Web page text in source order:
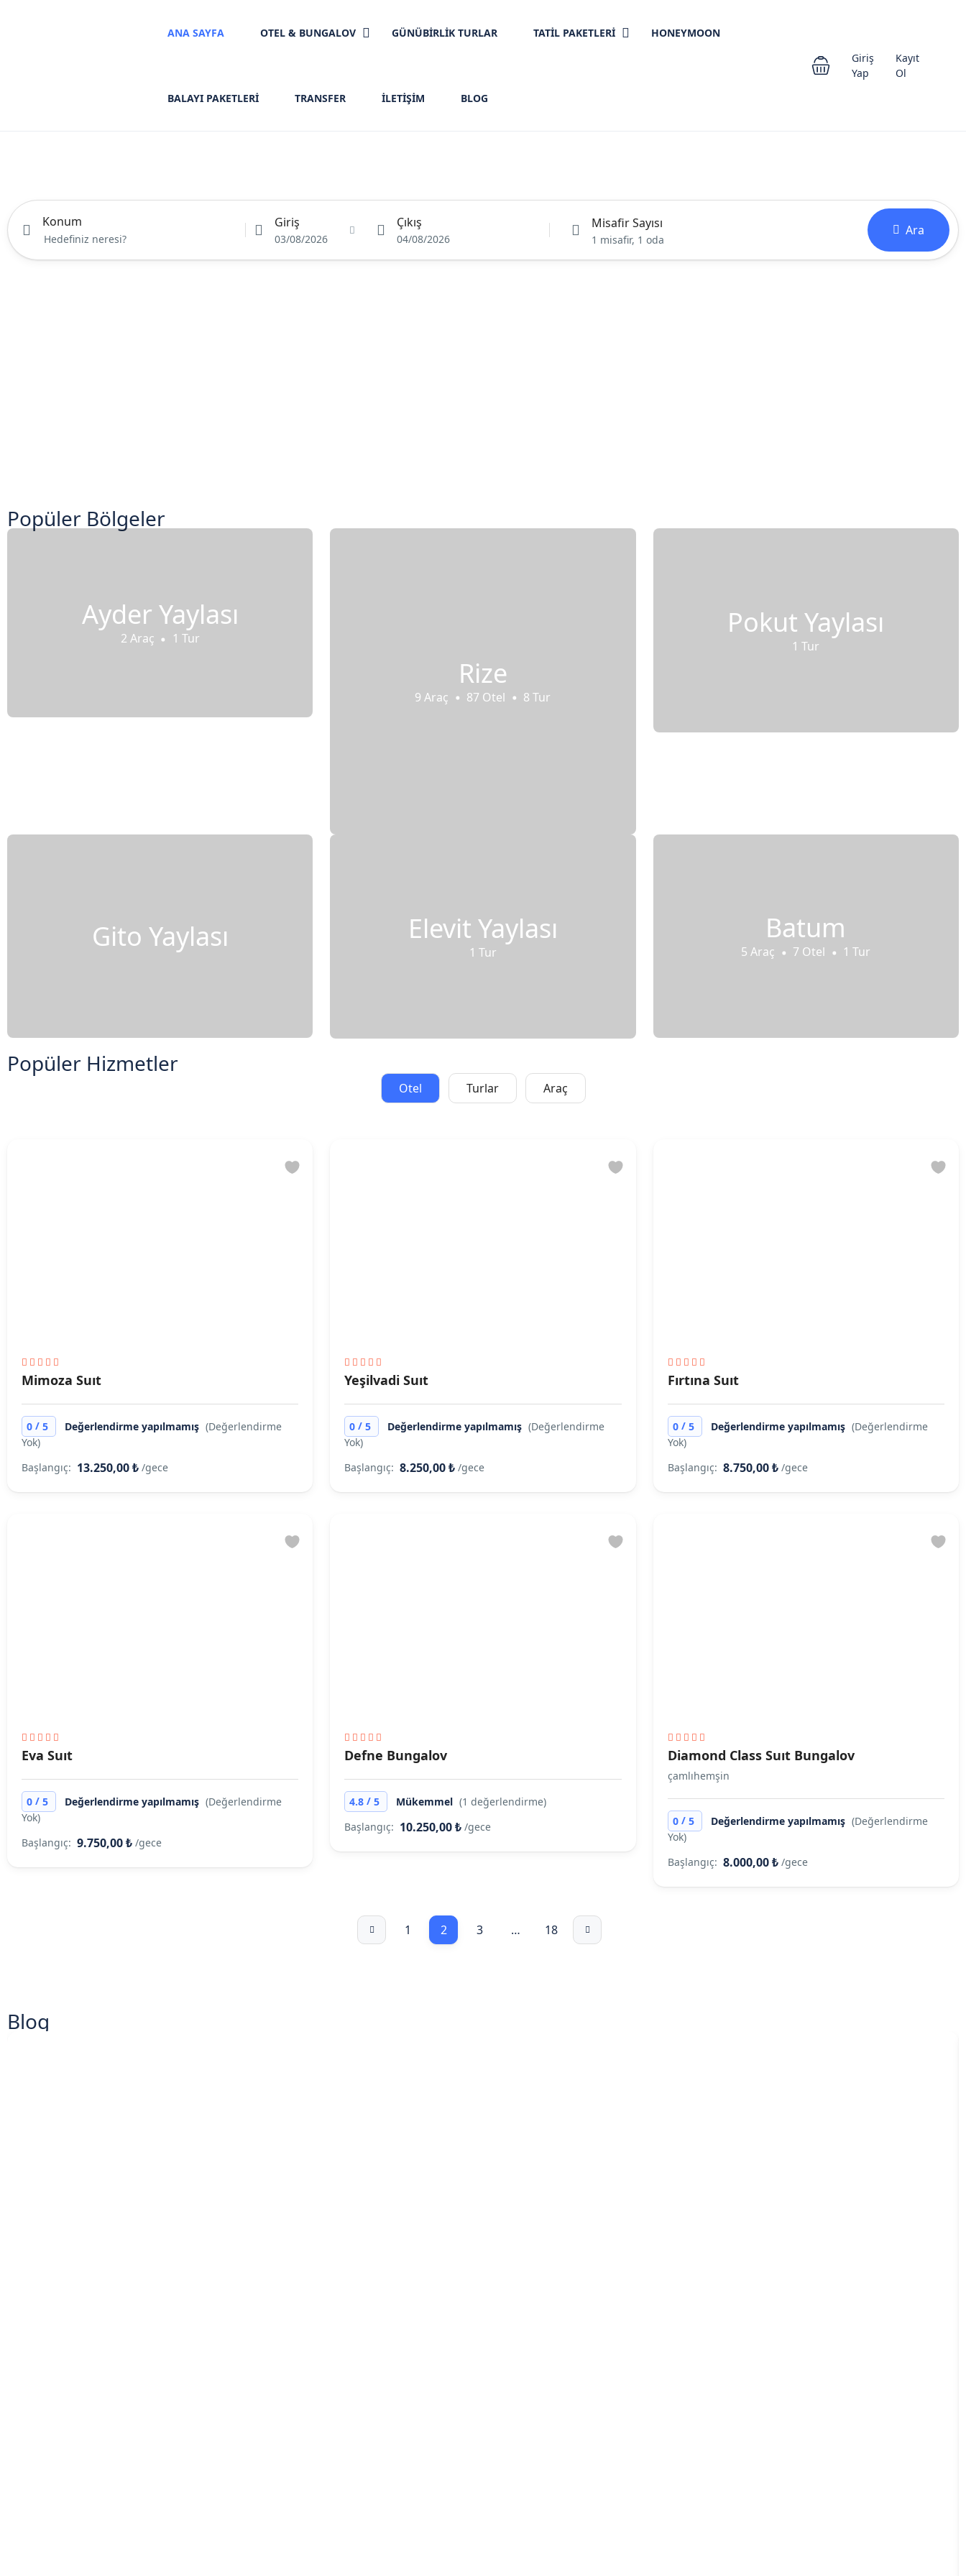
ANA SAYFA OTEL & BUNGALOV GÜNÜBİRLİK TURLAR TATİL PAKETLERİ HONEYMOON
BALAYI PAKETLERİ TRANSFER İLETIŞIM BLOG
Giriş
Yap
Kayıt
Ol
Konum Giriş
03/08/2026
Çıkış
04/08/2026
Misafir Sayısı
1 misafir, 1 oda
Ara
Popüler Bölgeler
Ayder Yaylası
2 Araç 1 Tur
Rize
9 Araç 87 Otel 8 Tur
Pokut Yaylası
1 Tur
Gito Yaylası Elevit Yaylası
1 Tur
Batum
5 Araç 7 Otel 1 Tur
Popüler Hizmetler
Otel Turlar Araç
Mimoza Suıt
0 / 5 Değerlendirme yapılmamış (Değerlendirme
Yok)
Başlangıç: 13.250,00 ₺ /gece
Yeşilvadi Suıt
0/ 5 Değerlendirme yapılmamış (Değerlendirme
Yok)
Başlangıç: 8.250,00 ₺ /gece
Fırtına Suıt
0 /5 Değerlendirme yapılmamış (Değerlendirme
Yok)
Başlangıç: 8.750,00 ₺ /gece
Eva Suıt
0 / 5 Değerlendirme yapılmamış (Değerlendirme
Yok)
Başlangıç: 9.750,00 ₺ /gece
Defne Bungalov
4.8/ 5 Mükemmel (1 değerlendirme)
Başlangıç: 10.250,00 ₺ /gece
Diamond Class Suıt Bungalov
çamlıhemşin
0 /5 Değerlendirme yapılmamış (Değerlendirme
Yok)
Başlangıç: 8.000,00 ₺ /gece
1 2 3 … 18
Blog